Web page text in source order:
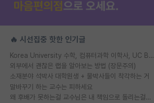
🔥 시선집중 핫한 인기글
Korea University 수학, 컴퓨터과학 이학사, UC Berkeley 산업공학 대학원 공학박사가 되는 것은 쉽지 않겠죠?
외부에서 괜찮은 랩을 알아보는 방법 (장문주의)
소재분야 석박사 대학원생 + 물박사들이 착각하는 거
말바꾸기 하는 교수는 피하세요
왜 후배가 못하는걸 교수님은 내 책임으로 돌리는걸까요?